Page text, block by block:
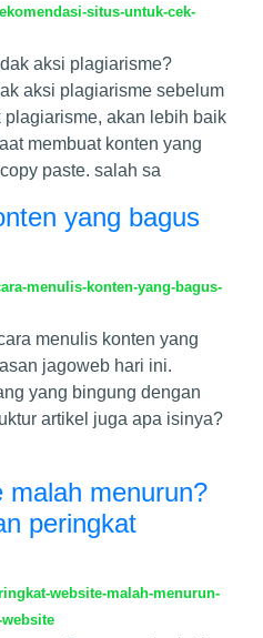
situs-untuk-cek-
aksi plagiarisme?
aksi plagiarisme sebelum
plagiarisme, akan lebih baik
membuat konten yang
paste. salah sa
yang bagus
menulis-konten-yang-bagus-
menulis konten yang
jagoweb hari ini.
yang bingung dengan
artikel juga apa isinya?
malah menurun?
peringkat
website-malah-menurun-